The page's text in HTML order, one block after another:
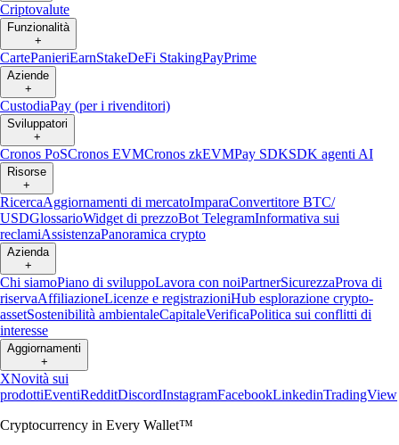
Criptovalute
Funzionalità
+
CartePanieriEarnStakeDeFi StakingPayPrime
Aziende
+
CustodiaPay (per i rivenditori)
Sviluppatori
+
Cronos PoSCronos EVMCronos zkEVMPay SDKSDK agenti AI
Risorse
+
RicercaAggiornamenti di mercatoImparaConvertitore BTC/
USDGlossarioWidget di prezzoBot TelegramInformativa sui
reclamiAssistenzaPanoramica crypto
Azienda
+
Chi siamoPiano di sviluppoLavora con noiPartnerSicurezzaProva di
riservaAffiliazioneLicenze e registrazioniHub esplorazione crypto-
assetSostenibilità ambientaleCapitaleVerificaPolitica sui conflitti di
interesse
Aggiornamenti
+
XNovità sui
prodottiEventiRedditDiscordInstagramFacebookLinkedinTradingView
Cryptocurrency in Every Wallet™